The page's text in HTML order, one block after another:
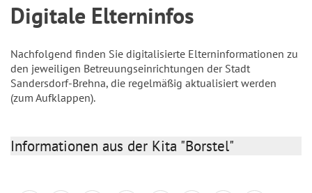
Digitale Elterninfos
Nachfolgend finden Sie digitalisierte Elterninformationen zu
den jeweiligen Betreuungseinrichtungen der Stadt
Sandersdorf-Brehna, die regelmäßig aktualisiert werden
(zum Aufklappen).
Informationen aus der Kita "Borstel"